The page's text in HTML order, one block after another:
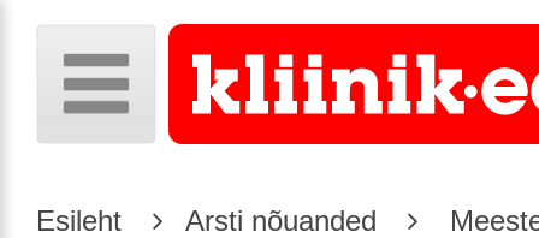
Esileht Arsti nõuanded